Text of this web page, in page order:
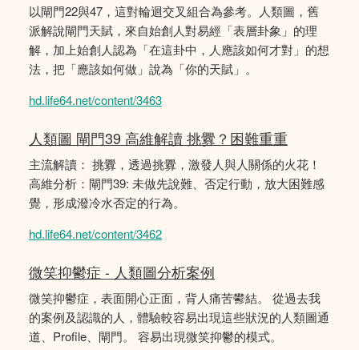
以閘門22與47，這對輪迴交叉組合為參考。人類圖，舊
派解說閘門天賦，來自始創人對易經「表層卦象」的理
解，加上始創人認為「在這卦中，人應該如何才對」的想
法，把「應該如何做」說為「你的天賦」。
hd.life64.net/content/3463
人類圖 閘門39 高維解讀 挑釁？困難重重
主流解讀： 挑釁，透過挑釁，激發人與人關係的火花！
高維分析：閘門39: 未做先說難、否定行動，放大困難感
覺，形成潑冷水否定的行為。
hd.life64.net/content/3462
微笑抑鬱症 - 人類圖分析案例
微笑抑鬱症，表面開心正面，背人痛苦鬰結。 從過去我
的案例及認識的人，體驗較容易出現這些狀況的人類圖通
道、Profile、閘門。 容易出現微笑抑鬱的模式。